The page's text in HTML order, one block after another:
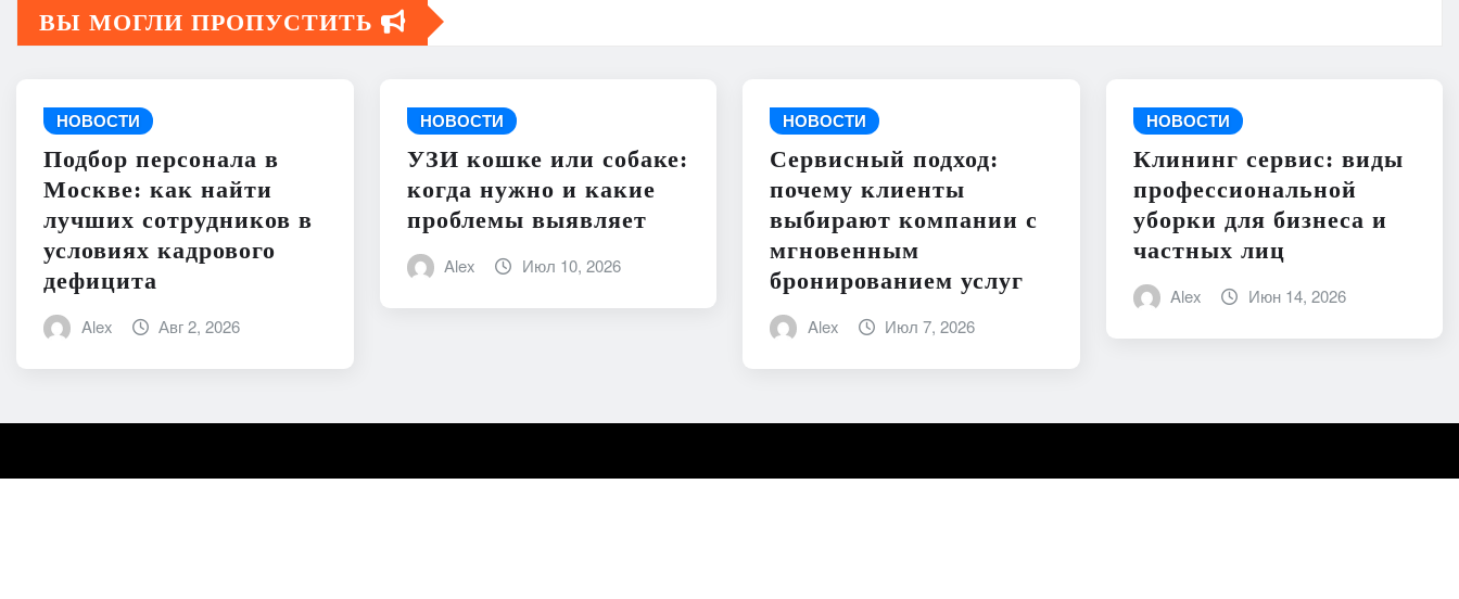
ВЫ МОГЛИ ПРОПУСТИТЬ
НОВОСТИ
Подбор персонала в
Москве: как найти
лучших сотрудников в
условиях кадрового
дефицита
Alex Авг 2, 2026
НОВОСТИ
УЗИ кошке или собаке:
когда нужно и какие
проблемы выявляет
Alex Июл 10, 2026
НОВОСТИ
Сервисный подход:
почему клиенты
выбирают компании с
мгновенным
бронированием услуг
Alex Июл 7, 2026
НОВОСТИ
Клининг сервис: виды
профессиональной
уборки для бизнеса и
частных лиц
Alex Июн 14, 2026